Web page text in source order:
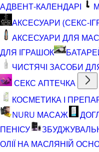
АДВЕНТ-КАЛЕНДАРІ
АКСЕСУАРИ (СЕКС-
АКСЕСУАРИ ДЛЯ
ДЛЯ ІГРАШОК
ЧИСТЯЧІ ЗАСОБИ
СЕКС АПТЕЧКА
КОСМЕТИКА І
NURU МАСАЖ
ПЕНІСУ
ОЛІЇ НА МАСЛЯНІЙ